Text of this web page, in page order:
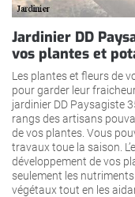
Jardinier DD
vos plantes et
Les plantes et fleurs de
pour garder leur
jardinier DD Paysagiste
rangs des artisans
de vos plantes. Vous
travaux toue la saison.
développement de vos
seulement les
végétaux tout en les